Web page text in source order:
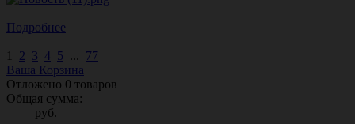
Подробнее
1 2 3 4 5 ... 77
Ваша Корзина
Отложено 0 товаров
Общая сумма:
руб.